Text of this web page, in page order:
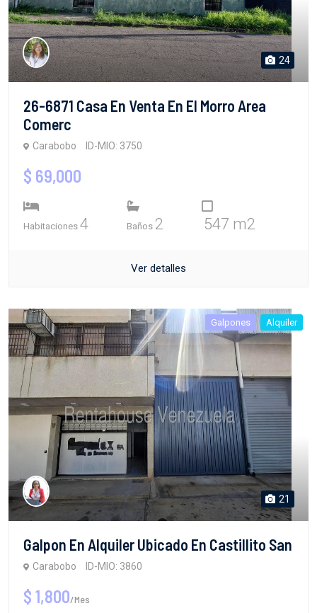
24
26-6871 Casa En Venta En El Morro Area
Comerc
Carabobo ID-MIO: 3750
$ 69,000
Habitaciones 4 Baños 2 547 m2
Ver detalles
Galpones Alquiler
21
Galpon En Alquiler Ubicado En Castillito San
Carabobo ID-MIO: 3860
$ 1,800/Mes